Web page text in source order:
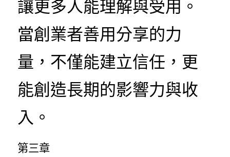
讓更多人能理解與受用。
當創業者善用分享的力
量，不僅能建立信任，更
能創造長期的影響力與收
入。
第三章